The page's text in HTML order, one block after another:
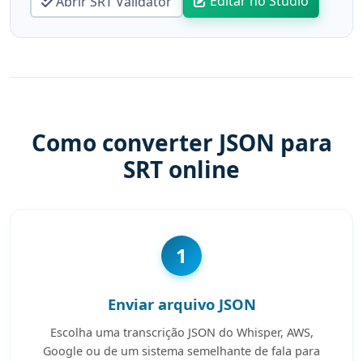
Como converter JSON para
SRT online
1
Enviar arquivo JSON
Escolha uma transcrição JSON do Whisper, AWS,
Google ou de um sistema semelhante de fala para